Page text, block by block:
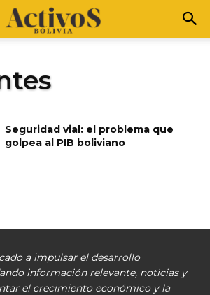
Seguridad vial: el problema que
golpea al PIB boliviano
a impulsar el desarrollo
información relevante, noticias y
el crecimiento económico y la